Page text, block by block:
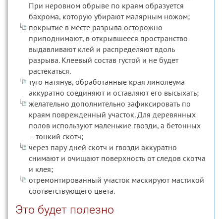
При неровном обрыве по краям образуется
бахрома, которую убирают малярным ножом;
покрытие в месте разрыва осторожно
приподнимают, в открывшееся пространство
выдавливают клей и распределяют вдоль
разрыва. Клеевый состав густой и не будет
растекаться.
туго натянув, обработанные края линолеума
аккуратно соединяют и оставляют его высыхать;
желательно дополнительно зафиксировать по
краям поврежденный участок. Для деревянных
полов используют маленькие гвозди, а бетонных
– тонкий скотч;
через пару дней скотч и гвозди аккуратно
снимают и очищают поверхность от следов скотча
и клея;
отремонтированный участок маскируют мастикой
соответствующего цвета.
Это будет полезно